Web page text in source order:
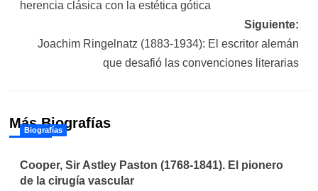
herencia clásica con la estética gótica
Siguiente:
Joachim Ringelnatz (1883-1934): El escritor alemán
que desafió las convenciones literarias
Más Biografías
Biografías
Cooper, Sir Astley Paston (1768-1841). El pionero
de la cirugía vascular